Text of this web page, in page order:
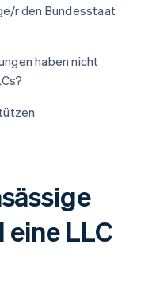
r den Bundesstaat
haben nicht
eine LLC